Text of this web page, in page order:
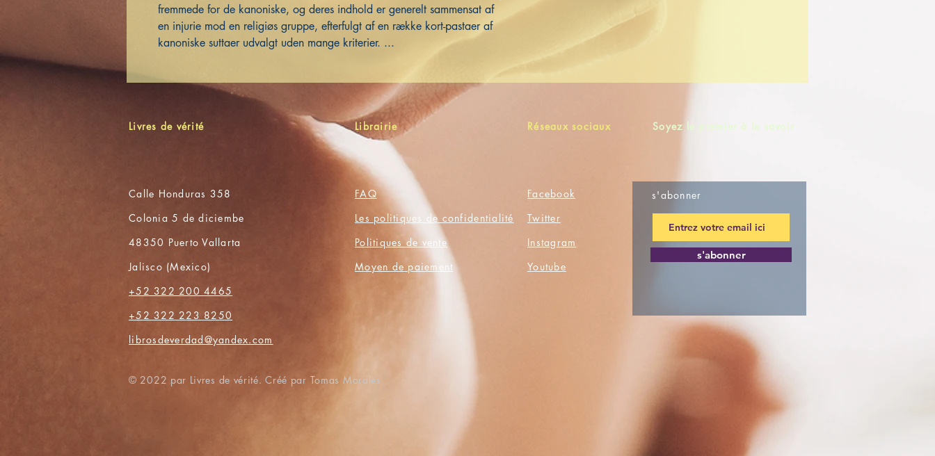
fremmede for de kanoniske, og deres indhold er generelt sammensat af
en injurie mod en religiøs gruppe, efterfulgt af en række kort-pastaer af
kanoniske suttaer udvalgt uden mange kriterier. ...
Livres de vérité Librairie Réseaux sociaux Soyez le premier à le savoir
Calle Honduras 358
Colonia 5 de diciembe
48350 Puerto Vallarta
Jalisco (Mexico)
+52 322 200 4465
+52 322 223 8250
librosdeverdad@yandex.com
FAQ
Les politiques de confidentialité
Politiques de vente
Moyen de paiement
Facebook
Twitter
Instagram
Youtube
s'abonner
s'abonner
© 2022 par Livres de vérité. Créé par Tomas Morales